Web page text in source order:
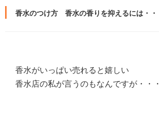
香水のつけ方 香水の香りを抑えるには・・
香水がいっぱい売れると嬉しい
香水店の私が言うのもなんですが・・・